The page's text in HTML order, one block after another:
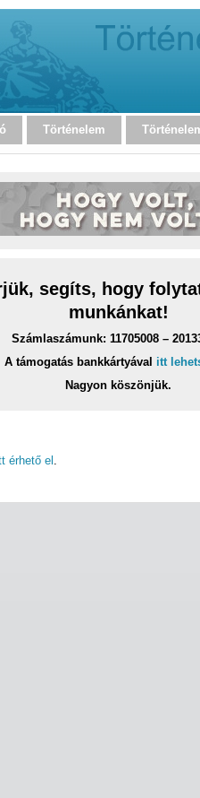
Történelem
segíts, hogy
munkánkat!
Számlaszámunk: 11705008 –
A támogatás bankkártyával itt
Nagyon köszönjük.
érhető el